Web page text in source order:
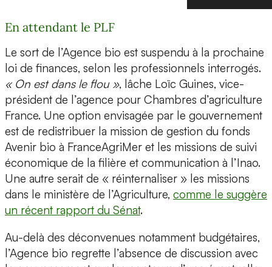
En attendant le PLF
Le sort de l’Agence bio est suspendu à la prochaine
loi de finances, selon les professionnels interrogés.
« On est dans le flou », lâche Loïc Guines, vice-
président de l’agence pour Chambres d’agriculture
France. Une option envisagée par le gouvernement
est de redistribuer la mission de gestion du fonds
Avenir bio à FranceAgriMer et les missions de suivi
économique de la filière et communication à l’Inao.
Une autre serait de « réinternaliser » les missions
dans le ministère de l’Agriculture, comme le suggère
un récent rapport du Sénat.
Au-delà des déconvenues notamment budgétaires,
l’Agence bio regrette l’absence de discussion avec